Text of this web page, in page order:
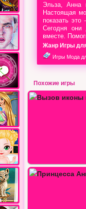
Эльза, Анна
Настоящая
показать
Сегодня они
вместе.
Жанр Игры
Игры Мода
Похожие игры